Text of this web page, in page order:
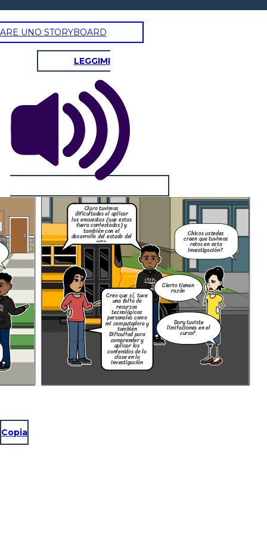
UNO STORYBOARD
LEGGIMI
Chicos ustedes
creen que tuvimos
retos en esta
investigación?.
Claro tuvimos
dificultades al aplicar
las encuestas (que estas
fuera contestadas) y
también con el
desarrollo del estado del
arte.
Cierto tienen
razón
Dary tuviste
limitaciones en el
curso?.
Creo que sí, tuve
una falta de
recursos
tecnológicos
personales como
mi computadora y
también
Dificultad para
comprender y
aplicar los
contenidos de la
clase en la
investigación
Copia